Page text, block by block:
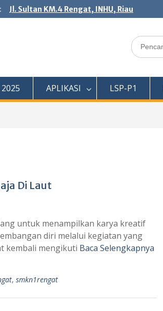
Jl. Sultan KM.4 Rengat, INHU, Riau
Search
for:
APLIKASI LSP-P1
Di Laut
untuk menampilkan karya kreatif
diri melalui kegiatan yang
kembali mengikuti Baca Selengkapnya
, smkn1rengat